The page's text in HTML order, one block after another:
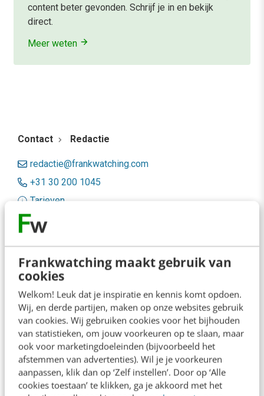
Frankwatching maakt gebruik van
cookies
Welkom! Leuk dat je inspiratie en kennis komt opdoen.
Wij, en derde partijen, maken op onze websites gebruik
van cookies. Wij gebruiken cookies voor het bijhouden
van statistieken, om jouw voorkeuren op te slaan, maar
ook voor marketingdoeleinden (bijvoorbeeld het
afstemmen van advertenties). Wil je je voorkeuren
aanpassen, klik dan op ‘Zelf instellen’. Door op ‘Alle
cookies toestaan’ te klikken, ga je akkoord met het
content beter gevonden. Schrijf je in en bekijk
direct.
Meer weten
Contact Redactie
redactie@frankwatching.com
+31 30 200 1045
Tarieven
Meer contactopties
Frankwatching
Adverteren
Contact
Nieuwsbrieven
Over ons
Ons team